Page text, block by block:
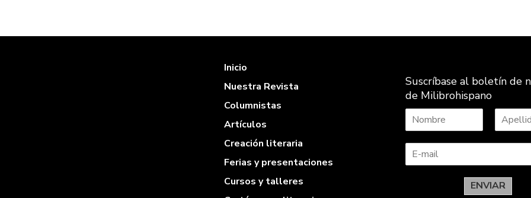
Inicio
Nuestra Revista
Columnistas
Artículos
Creación literaria
Ferias y presentaciones
Cursos y talleres
Suscríbase al boletín de
de Milibrohispano
o
b
p
l
i
d
ENVIAR